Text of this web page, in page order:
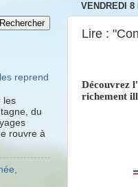
VENDREDI 8
Lire :
Découvrez
richement
reprend
les
du
rouvre à